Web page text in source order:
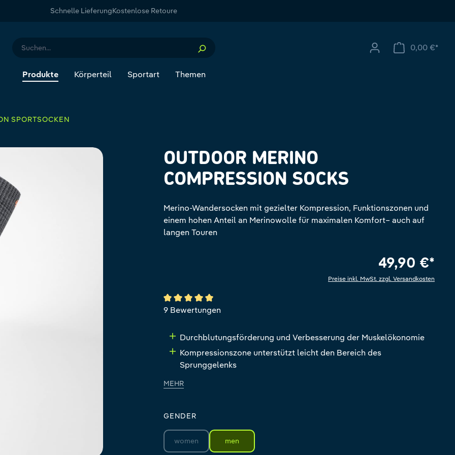
Schnelle LieferungKostenlose Retoure
Produkte Körperteil Sportart Themen
0,00 €*
SPORTSOCKEN
OUTDOOR MERINO
COMPRESSION SOCKS
Merino-Wandersocken mit gezielter Kompression, Funktionszonen und
einem hohen Anteil an Merinowolle für maximalen Komfort– auch auf
langen Touren
49,90 €*
Preise inkl. MwSt. zzgl. Versandkosten
Durchschnittliche Bewertung von 5 von 5 Sternen
9 Bewertungen
Durchblutungsförderung und Verbesserung der Muskelökonomie
Kompressionszone unterstützt leicht den Bereich des
Sprunggelenks
MEHR
GENDER
women(Diese Option ist zurzeit nicht verfügbar.)
men